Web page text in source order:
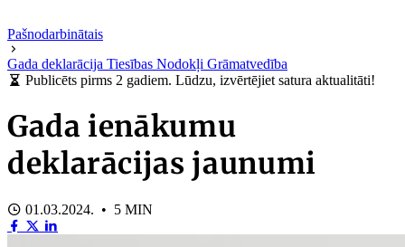
Pašnodarbinātais
Gada deklarācija Tiesības Nodokļi Grāmatvedība
Publicēts pirms 2 gadiem. Lūdzu, izvērtējiet satura aktualitāti!
Gada ienākumu
deklarācijas jaunumi
01.03.2024. • 5 MIN